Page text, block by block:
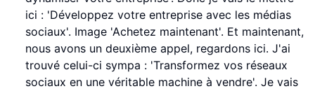
ici : 'Développez votre entreprise avec les médias
sociaux'. Image 'Achetez maintenant'. Et maintenant,
nous avons un deuxième appel, regardons ici. J'ai
trouvé celui-ci sympa : 'Transformez vos réseaux
sociaux en une véritable machine à vendre'. Je vais